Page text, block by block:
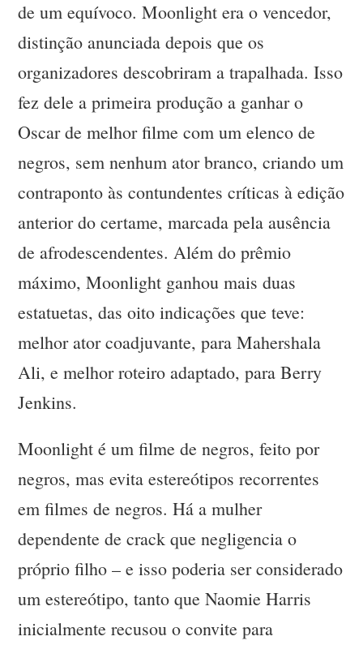
de um equívoco. Moonlight era o vencedor,
distinção anunciada depois que os
organizadores descobriram a trapalhada. Isso
fez dele a primeira produção a ganhar o
Oscar de melhor filme com um elenco de
negros, sem nenhum ator branco, criando um
contraponto às contundentes críticas à edição
anterior do certame, marcada pela ausência
de afrodescendentes. Além do prêmio
máximo, Moonlight ganhou mais duas
estatuetas, das oito indicações que teve:
melhor ator coadjuvante, para Mahershala
Ali, e melhor roteiro adaptado, para Berry
Jenkins.
Moonlight é um filme de negros, feito por
negros, mas evita estereótipos recorrentes
em filmes de negros. Há a mulher
dependente de crack que negligencia o
próprio filho – e isso poderia ser considerado
um estereótipo, tanto que Naomie Harris
inicialmente recusou o convite para